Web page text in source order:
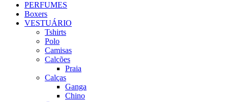
PERFUMES
Boxers
VESTUÁRIO
Tshirts
Polo
Camisas
Calcões
Praia
Calças
Ganga
Chino